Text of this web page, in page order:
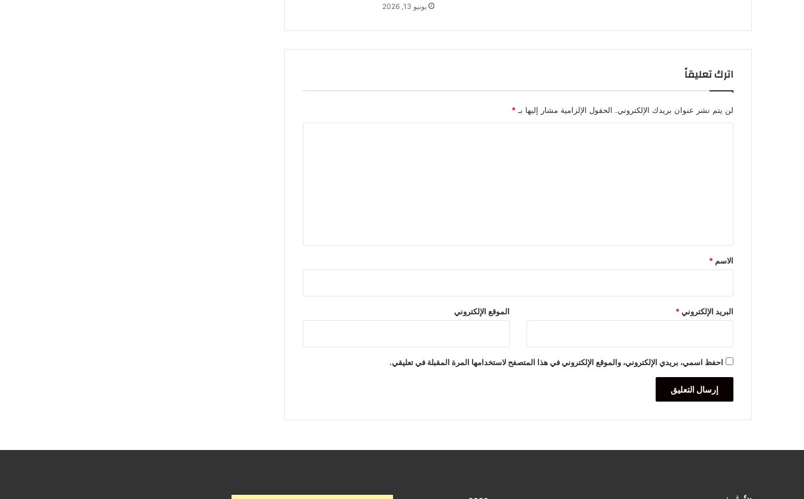
يونيو 13, 2026
اترك تعليقاً
لن يتم نشر عنوان بريدك الإلكتروني. الحقول الإلزامية مشار إليها بـ *
*
الاسم *
البريد الإلكتروني* الموقع الإلكتروني
احفظ اسمي، بريدي الإلكتروني، والموقع الإلكتروني في هذا المتصفح لاستخدامها المرة المقبلة في تعليقي.